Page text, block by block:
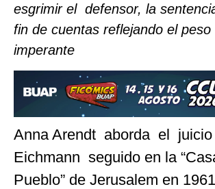
esgrimir el defensor, la
fin de cuentas reflejando el
imperante
Anna Arendt aborda el juicio
Eichmann seguido en la
Pueblo” de Jerusalem en